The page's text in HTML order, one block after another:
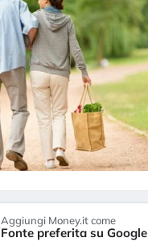
Aggiungi Money.it come
Fonte preferita su Google